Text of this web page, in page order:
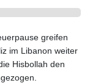
greifen
im Libanon weiter
Hisbollah den